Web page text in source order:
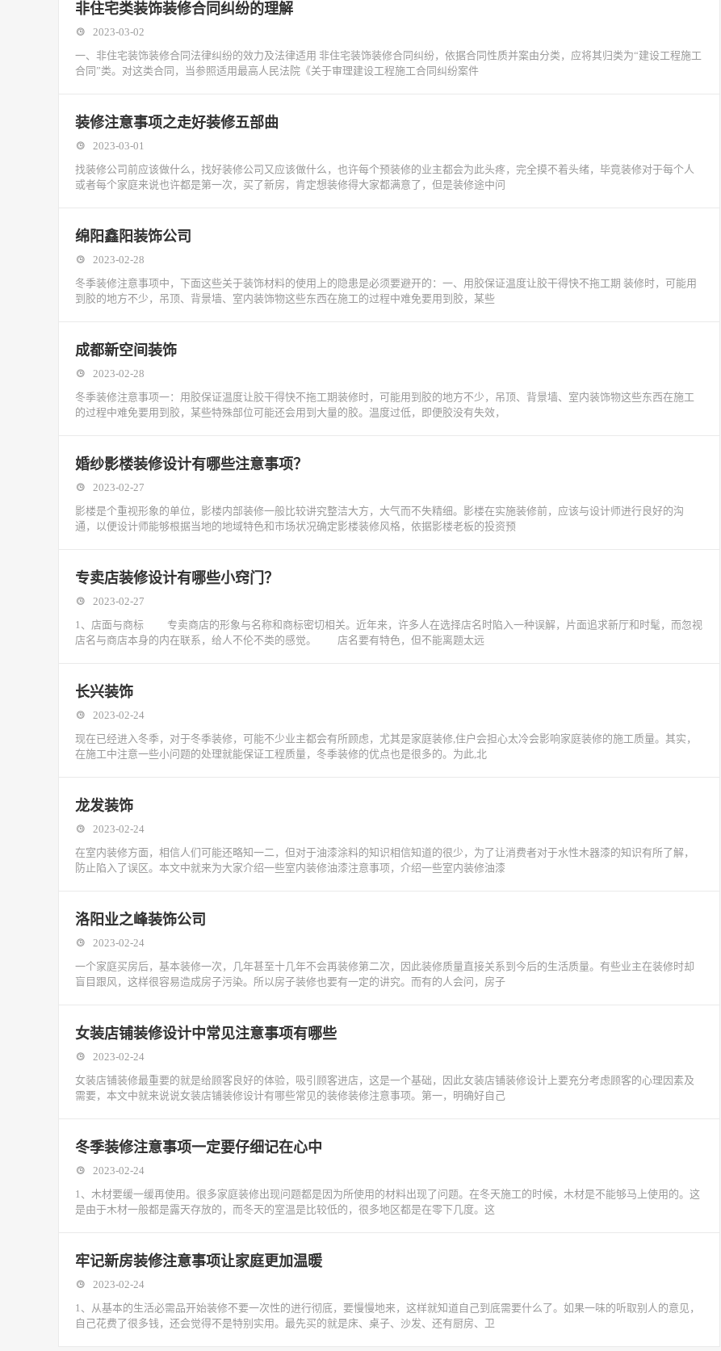
非住宅类装饰装修合同纠纷的理解
2023-03-02
一、非住宅装饰装修合同法律纠纷的效力及法律适用 非住宅装饰装修合同纠纷，依据合同性质并案由分类，应将其归类为“建设工程施工
合同”类。对这类合同，当参照适用最高人民法院《关于审理建设工程施工合同纠纷案件
装修注意事项之走好装修五部曲
2023-03-01
找装修公司前应该做什么，找好装修公司又应该做什么，也许每个预装修的业主都会为此头疼，完全摸不着头绪，毕竟装修对于每个人
或者每个家庭来说也许都是第一次，买了新房，肯定想装修得大家都满意了，但是装修途中问
绵阳鑫阳装饰公司
2023-02-28
冬季装修注意事项中，下面这些关于装饰材料的使用上的隐患是必须要避开的：一、用胶保证温度让胶干得快不拖工期 装修时，可能用
到胶的地方不少，吊顶、背景墙、室内装饰物这些东西在施工的过程中难免要用到胶，某些
成都新空间装饰
2023-02-28
冬季装修注意事项一：用胶保证温度让胶干得快不拖工期装修时，可能用到胶的地方不少，吊顶、背景墙、室内装饰物这些东西在施工
的过程中难免要用到胶，某些特殊部位可能还会用到大量的胶。温度过低，即便胶没有失效，
婚纱影楼装修设计有哪些注意事项？
2023-02-27
影楼是个重视形象的单位，影楼内部装修一般比较讲究整洁大方，大气而不失精细。影楼在实施装修前，应该与设计师进行良好的沟
通，以便设计师能够根据当地的地域特色和市场状况确定影楼装修风格，依据影楼老板的投资预
专卖店装修设计有哪些小窍门？
2023-02-27
1、店面与商标 专卖商店的形象与名称和商标密切相关。近年来，许多人在选择店名时陷入一种误解，片面追求新厅和时髦，而忽视
店名与商店本身的内在联系，给人不伦不类的感觉。 店名要有特色，但不能离题太远
长兴装饰
2023-02-24
现在已经进入冬季，对于冬季装修，可能不少业主都会有所顾虑，尤其是家庭装修,住户会担心太冷会影响家庭装修的施工质量。其实，
在施工中注意一些小问题的处理就能保证工程质量，冬季装修的优点也是很多的。为此,北
龙发装饰
2023-02-24
在室内装修方面，相信人们可能还略知一二，但对于油漆涂料的知识相信知道的很少，为了让消费者对于水性木器漆的知识有所了解，
防止陷入了误区。本文中就来为大家介绍一些室内装修油漆注意事项，介绍一些室内装修油漆
洛阳业之峰装饰公司
2023-02-24
一个家庭买房后，基本装修一次，几年甚至十几年不会再装修第二次，因此装修质量直接关系到今后的生活质量。有些业主在装修时却
盲目跟风，这样很容易造成房子污染。所以房子装修也要有一定的讲究。而有的人会问，房子
女装店铺装修设计中常见注意事项有哪些
2023-02-24
女装店铺装修最重要的就是给顾客良好的体验，吸引顾客进店，这是一个基础，因此女装店铺装修设计上要充分考虑顾客的心理因素及
需要，本文中就来说说女装店铺装修设计有哪些常见的装修装修注意事项。第一，明确好自己
冬季装修注意事项一定要仔细记在心中
2023-02-24
1、木材要缓一缓再使用。很多家庭装修出现问题都是因为所使用的材料出现了问题。在冬天施工的时候，木材是不能够马上使用的。这
是由于木材一般都是露天存放的，而冬天的室温是比较低的，很多地区都是在零下几度。这
牢记新房装修注意事项让家庭更加温暖
2023-02-24
1、从基本的生活必需品开始装修不要一次性的进行彻底，要慢慢地来，这样就知道自己到底需要什么了。如果一味的听取别人的意见，
自己花费了很多钱，还会觉得不是特别实用。最先买的就是床、桌子、沙发、还有厨房、卫